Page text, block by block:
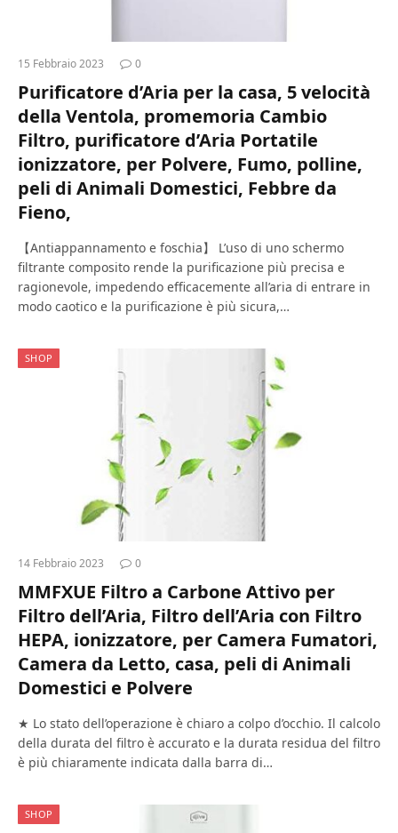
15 Febbraio 2023 0
Purificatore d’Aria per la casa, 5 velocità
della Ventola, promemoria Cambio
Filtro, purificatore d’Aria Portatile
ionizzatore, per Polvere, Fumo, polline,
peli di Animali Domestici, Febbre da
Fieno,
【Antiappannamento e foschia】 L’uso di uno schermo
filtrante composito rende la purificazione più precisa e
ragionevole, impedendo efficacemente all’aria di entrare in
modo caotico e la purificazione è più sicura,…
SHOP
14 Febbraio 2023 0
MMFXUE Filtro a Carbone Attivo per
Filtro dell’Aria, Filtro dell’Aria con Filtro
HEPA, ionizzatore, per Camera Fumatori,
Camera da Letto, casa, peli di Animali
Domestici e Polvere
★ Lo stato dell’operazione è chiaro a colpo d’occhio. Il calcolo
della durata del filtro è accurato e la durata residua del filtro
è più chiaramente indicata dalla barra di…
SHOP